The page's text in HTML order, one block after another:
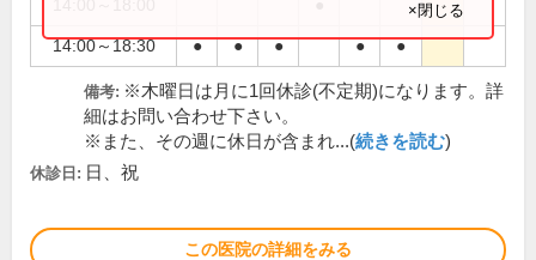
14:00～18:30 ● ● ● ● ●
×閉じる
備考: ※木曜日は月に1回休診(不定期)になります。詳
細はお問い合わせ下さい。
※また、その週に休日が含まれ...(続きを読む)
休診日: 日、祝
この医院の詳細をみる